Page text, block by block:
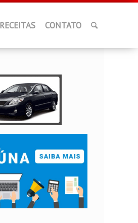
RECEITAS CONTATO